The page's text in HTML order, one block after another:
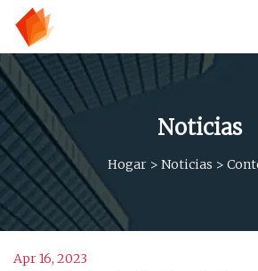
Noticias
Hogar > Noticias >
Apr 16, 2023